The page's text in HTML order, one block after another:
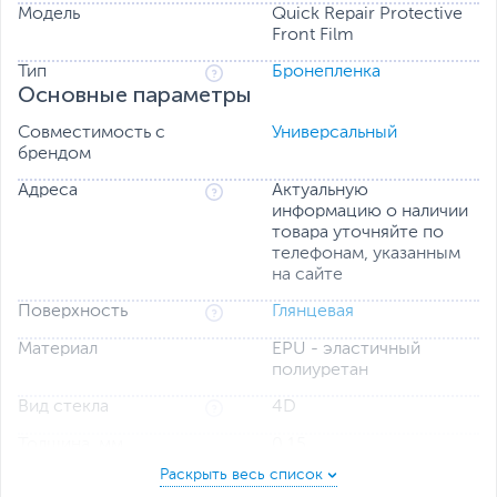
Модель
Quick Repair Protective
Front Film
Тип Бронепленка
Основные параметры
Совместимость с
брендом
Универсальный
Адреса
Актуальную
информацию о наличии
товара уточняйте по
телефонам, указанным
на сайте
Поверхность Глянцевая
Материал
EPU - эластичный
полиуретан
Вид стекла 4D
пыли и царапин,